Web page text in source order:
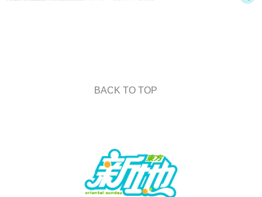
BACK TO TOP